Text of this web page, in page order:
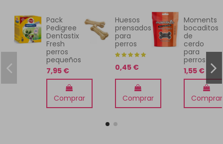
Pack
Pedigree
Dentastix
Fresh
perros
pequeños
7,95 €
Comprar
Huesos
prensados
para
perros
0,45 €
Comprar
Moments
bocaditos
de
cerdo
para
perros
1,55 €
Comprar